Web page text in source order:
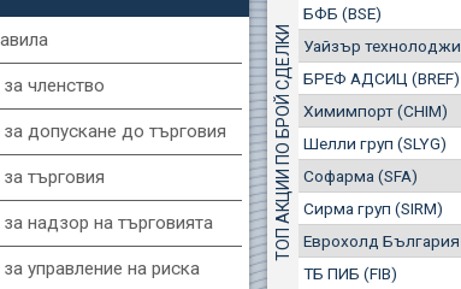
Еврохолд България
1 EUR
2 1709BGN
(SFA) Софарма
9150
3 7454
(MONB) Монбат
Сирма груп (SIRM)
6 694 EUR
13 092 BGN
членство
допускане до търговия
търговия
надзор на търговията
управление на риска
ТОП АКЦИИ ПО БРОЙ СДЕЛКИ
БФБ (BSE)
Уайзър технолоджи
БРЕФ АДСИЦ (BREF)
Химимпорт (CHIM)
Шелли груп (SLYG)
Софарма (SFA)
Сирма груп (SIRM)
Еврохолд България
ТБ ПИБ (FIB)